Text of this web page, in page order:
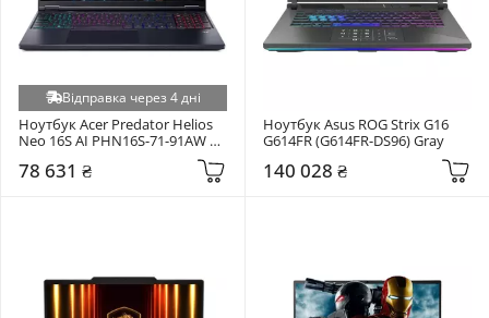
Відправка через 4 дні
Ноутбук Acer Predator Helios
Neo 16S AI PHN16S-71-91AW
78 631 ₴
Ноутбук Asus ROG Strix G16
G614FR (G614FR-DS96) Gray
140 028 ₴